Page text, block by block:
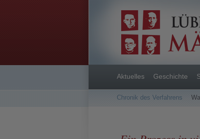
Aktuelles Geschichte
Chronik des Verfahrens